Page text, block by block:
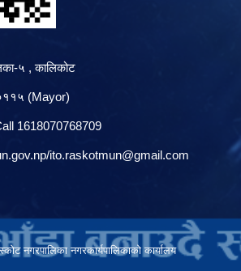
५ , कालिकोट
(Mayor)
1618070768709
/ito.raskotmun@gmail.com
नगरपालिका नगरकार्यपालिकाको कार्यालय